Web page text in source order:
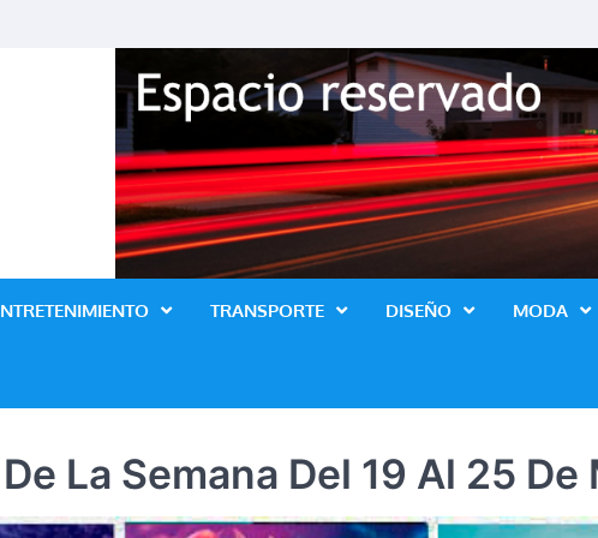
Revista Lo Ultimo
TRANSPORTE DISEÑO MODA
La Semana Del 19 Al 25 De